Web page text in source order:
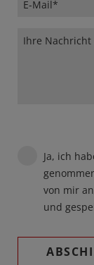
Ja, ich
von mir
und